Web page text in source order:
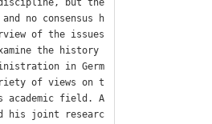
no consensus h
of the issues
the history
in Germ
of views on t
academic field. A
his joint researc